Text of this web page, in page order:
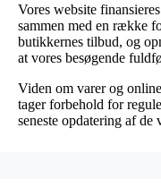
Vores website
sammen med en række
butikkernes tilbud, og
at vores besøgende
Viden om varer og
tager forbehold for
seneste opdatering af de